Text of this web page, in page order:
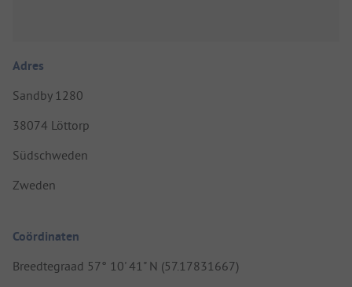
Adres
Sandby 1280
38074 Löttorp
Südschweden
Zweden
Coördinaten
Breedtegraad 57° 10' 41" N (57.17831667)